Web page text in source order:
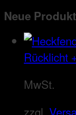
Neue
Rücklicht
MwSt.
zzgl.